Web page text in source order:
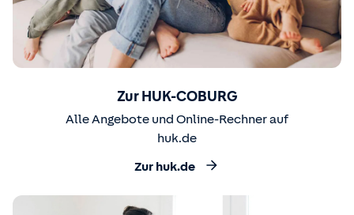
Zur HUK-COBURG
Alle Angebote und Online-Rechner auf
huk.de
Zur huk.de